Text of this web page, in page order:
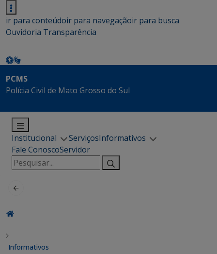
ir para conteúdoir para navegaçãoir para busca
Ouvidoria Transparência
PCMS
Polícia Civil de Mato Grosso do Sul
Institucional ServiçosInformativos
Fale ConoscoServidor
Pesquisar
por:
Informativos